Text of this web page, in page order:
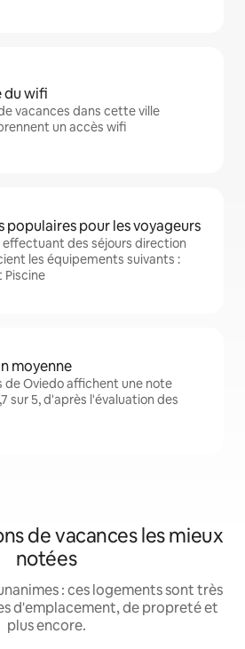
du wifi
vacances dans cette ville
un accès wifi
populaires pour les voyageurs
effectuant des séjours direction
les équipements suivants :
Piscine
moyenne
de Oviedo affichent une note
sur 5, d'après l'évaluation des
de vacances les mieux
notées
: ces logements sont très
d'emplacement, de propreté et
plus encore.